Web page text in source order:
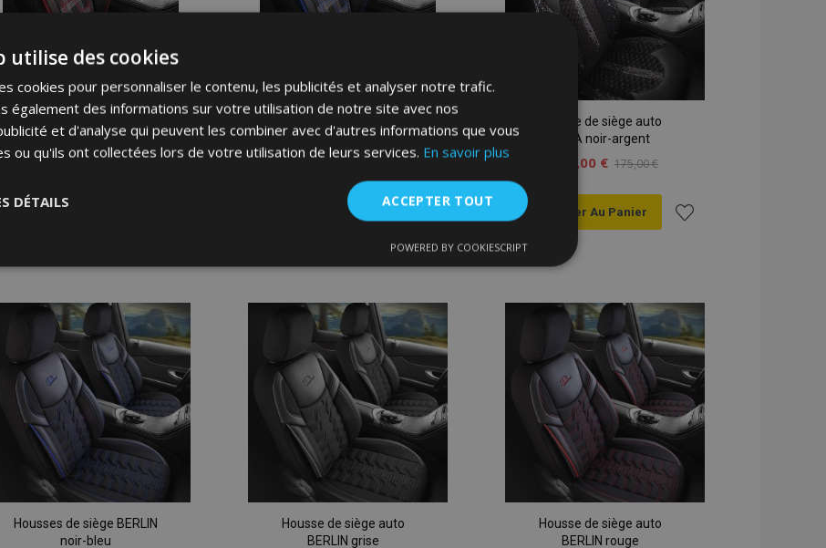
FETHIYE noir-rouge
149,00 €
liste
d'achats
FETHIYE noir-bleu
149,00 €
Épuisé
Ajouter
liste
d'achats
Housse de siège auto
LUNA noir-argent
149,00 € 175,00 €
Ajouter Au Panier
liste
d'achats
Housses de siège BERLIN
noir-bleu
Housse de siège auto
BERLIN grise
Housse de siège auto
BERLIN rouge
utilise des cookies
cookies pour personnaliser le contenu, les publicités et analyser notre trafic.
également des informations sur votre utilisation de notre site avec nos
et d'analyse qui peuvent les combiner avec d'autres informations que vous
ou qu'ils ont collectées lors de votre utilisation de leurs services. En savoir plus
ACCEPTER TOUT
DÉTAILS
Fonctionnalité
Strictement nécessaires Performance Ciblage Fonctionnalité
nécessaires habilitent des fonctionnalités de base du site Web telles que la connexion des
des comptes. Le site Web ne peut pas être utilisé correctement sans les cookies strictement
Fournisseur
Domaine
Description
Adobe Inc.
La valeur de ce cookie déclenche le nettoyage
du stockage du cache local. Lorsque le cookie
POWERED BY COOKIESCRIPT